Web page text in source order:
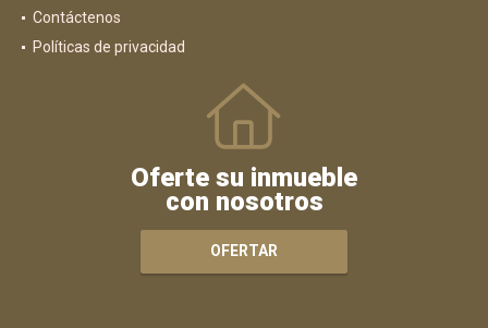
Contáctenos
Políticas de privacidad
Oferte su inmueble
con nosotros
OFERTAR